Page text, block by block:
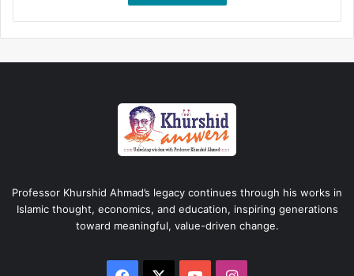
Professor Khurshid Ahmad’s legacy continues through his works in
Islamic thought, economics, and education, inspiring generations
toward meaningful, value-driven change.